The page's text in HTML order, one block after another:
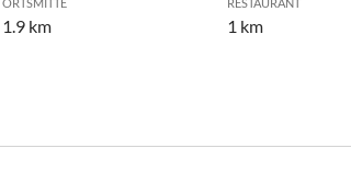
ORTSMITTE
1.9 km
RESTAURANT
1 km